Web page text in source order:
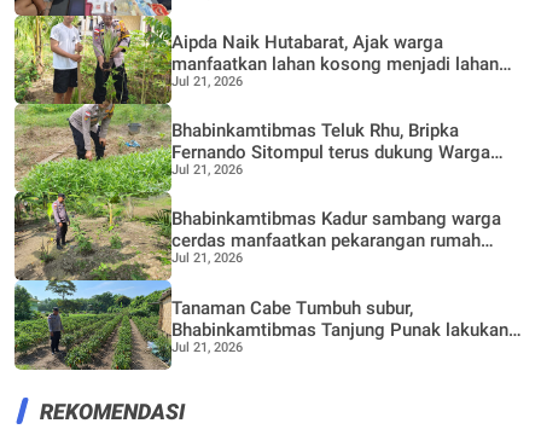
Aipda Naik Hutabarat, Ajak warga
manfaatkan lahan kosong menjadi lahan
Produktif, Perkebunan Nenas
Jul 21, 2026
Bhabinkamtibmas Teluk Rhu, Bripka
Fernando Sitompul terus dukung Warga
dalam pemanfaatan pekarangan Rumah
Jul 21, 2026
Bhabinkamtibmas Kadur sambang warga
cerdas manfaatkan pekarangan rumah
untuk di buat lokasi pertanian bergizi
Jul 21, 2026
Tanaman Cabe Tumbuh subur,
Bhabinkamtibmas Tanjung Punak lakukan
perawatan bersama Petani
Jul 21, 2026
REKOMENDASI